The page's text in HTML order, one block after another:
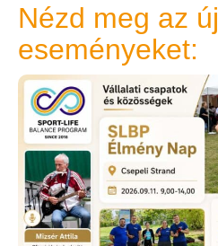
Nézd meg az új
eseményeket: